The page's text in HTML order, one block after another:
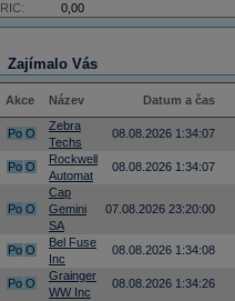
RIC: 0,00
Zajímalo Vás
Akce Název Datum a čas
Po O
Zebra
Techs
08.08.2026 1:34:07
Po O
Rockwell
Automat
08.08.2026 1:34:07
Po O
Cap
Gemini
SA
07.08.2026 23:20:00
Po O
Bel Fuse
Inc
08.08.2026 1:34:08
Po O
Grainger
WW Inc
08.08.2026 1:34:26